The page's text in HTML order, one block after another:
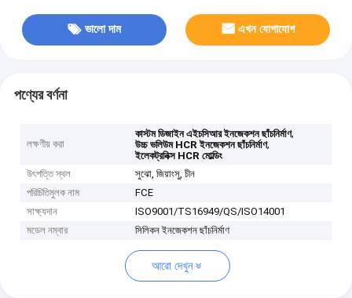
ভালো দাম এখন যোগাযোগ
পণ্যের বর্ণনা
লক্ষণীয় করা
কাস্টম ডিজাইন এইচসিআর ইনজেকশন ছাঁচনির্মাণ,
উচ্চ ভলিউম HCR ইনজেকশন ছাঁচনির্মাণ,
ইলেকট্রনিক্স HCR মোল্ডিং
উৎপত্তি স্থল
সুঝো, জিয়াংসু, চীন
পরিচিতিমুলক নাম
FCE
সাক্ষ্যদান
ISO9001/TS16949/QS/ISO14001
মডেল নম্বার
সিলিকন ইনজেকশন ছাঁচনির্মাণ
আরো দেখুন